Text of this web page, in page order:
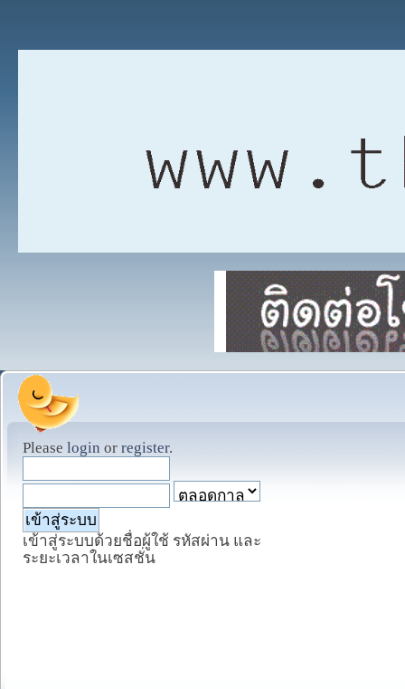
Please login or register.
เข้าสู่ระบบด้วยชื่อผู้ใช้ รหัสผ่าน และ
ระยะเวลาในเซสชั่น